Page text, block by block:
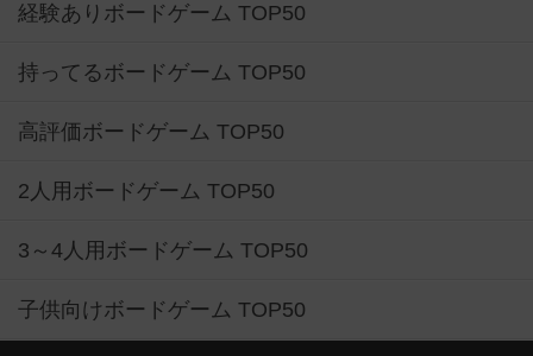
経験ありボードゲーム TOP50
持ってるボードゲーム TOP50
高評価ボードゲーム TOP50
2人用ボードゲーム TOP50
3～4人用ボードゲーム TOP50
子供向けボードゲーム TOP50